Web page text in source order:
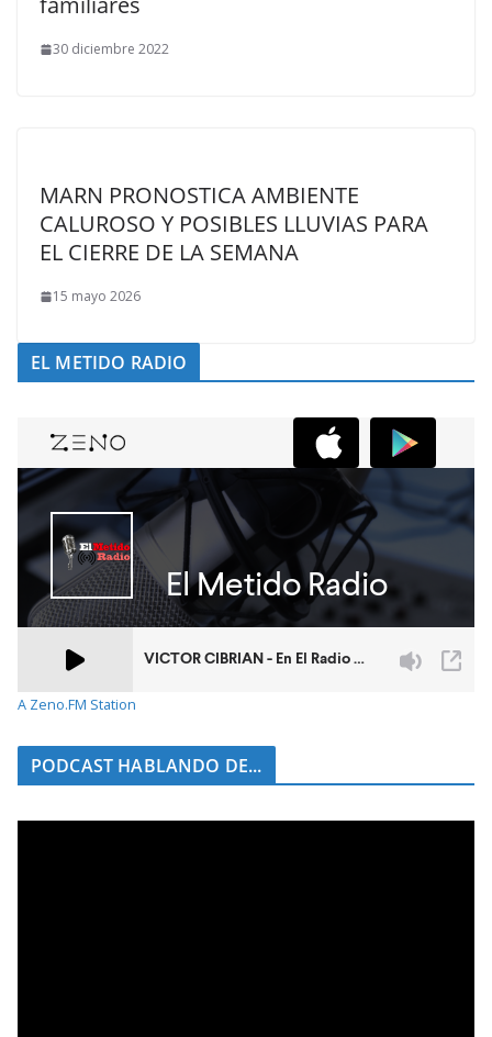
30 diciembre 2022
MARN PRONOSTICA AMBIENTE
CALUROSO Y POSIBLES LLUVIAS PARA
EL CIERRE DE LA SEMANA
15 mayo 2026
EL METIDO RADIO
A Zeno.FM Station
PODCAST HABLANDO DE...